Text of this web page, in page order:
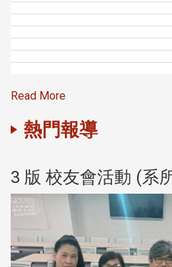
Read More
熱門報導
3 版 校友會活動 (系